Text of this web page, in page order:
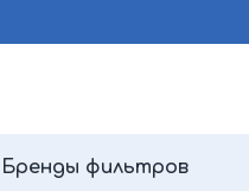
Бренды фильтров